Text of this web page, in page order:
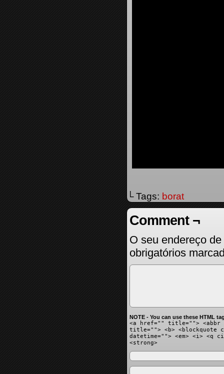
└ Tags: borat
Comment ¬
O seu endereço
obrigatórios
NOTE - You can use these HTML
<a href="" title=""> <abbr
title=""> <b> <blockquote
datetime=""> <em> <i> <q
<strong>